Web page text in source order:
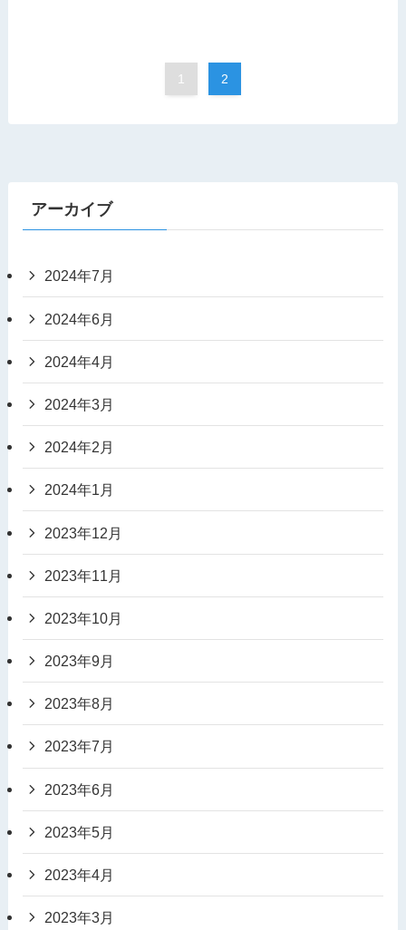
1 2
アーカイブ
2024年7月
2024年6月
2024年4月
2024年3月
2024年2月
2024年1月
2023年12月
2023年11月
2023年10月
2023年9月
2023年8月
2023年7月
2023年6月
2023年5月
2023年4月
2023年3月